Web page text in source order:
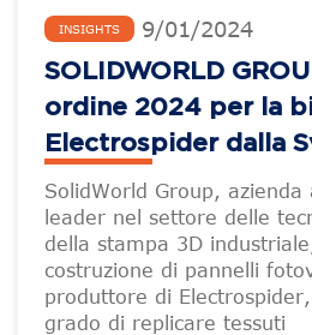
INSIGHTS 9/01/2024
SOLIDWORLD
ordine 2024 per la
Electrospider dalla
SolidWorld Group, azienda
leader nel settore delle
della stampa 3D
costruzione di pannelli
produttore di
grado di replicare tessuti